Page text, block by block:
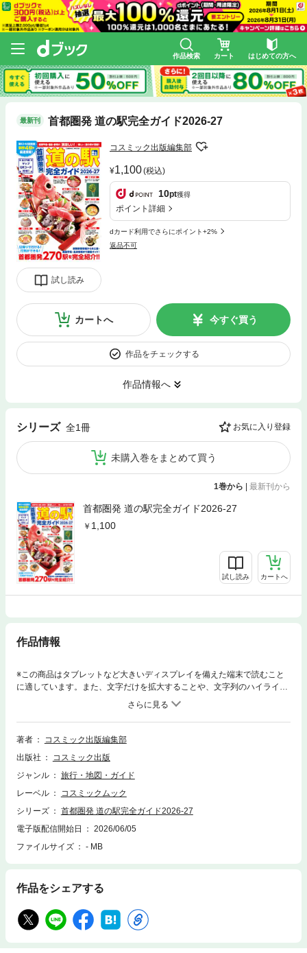
作品検索 カート はじめての方へ
最新刊 首都圏発 道の駅完全ガイド2026-27
試し読み
コスミック出版編集部
1,100(税込)
10pt獲得
ポイント詳細
dカード利用でさらにポイント+2%
返品不可
カートへ 今すぐ買う
作品をチェックする
作品情報へ
シリーズ 全1冊 お気に入り登録
未購入巻をまとめて買う
1巻から | 最新刊から
首都圏発 道の駅完全ガイド2026-27
1,100
試し読み カートへ
作品情報
※この商品はタブレットなど大きいディスプレイを備えた端末で読むこと
に適しています。また、文字だけを拡大することや、文字列のハイライ
ト、検索、辞書の参照、引用などの機能が使用できません。第63回・64回
登録 新駅4駅を催促掲載！関東甲信・福島・静岡の「美味しい！」「楽
しい」道の駅が満載!!新鮮野菜情報からお土産・産直市場・温泉情報まで
徹底ガイド！日帰りで行ける！行列ができる！首都圏発270駅を完全紹介!!
著者
コスミック出版編集部
出版社
コスミック出版
ジャンル
旅行・地図・ガイド
レーベル
コスミックムック
シリーズ
首都圏発 道の駅完全ガイド2026-27
電子版配信開始日
2026/06/05
ファイルサイズ
- MB
作品をシェアする